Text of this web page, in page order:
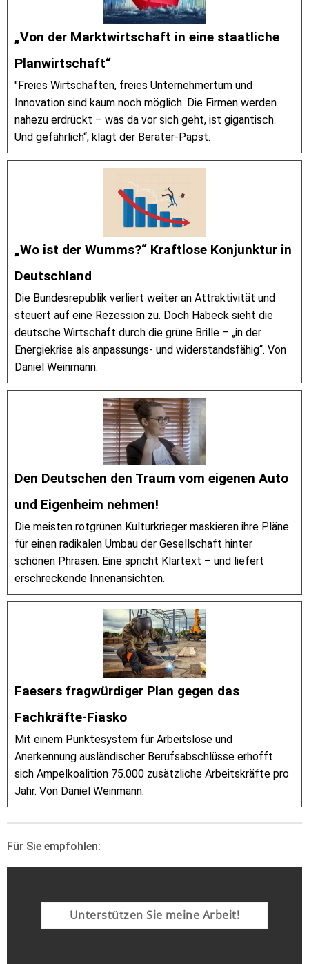
„Von der Marktwirtschaft in eine staatliche
Planwirtschaft“
"Freies Wirtschaften, freies Unternehmertum und
Innovation sind kaum noch möglich. Die Firmen werden
nahezu erdrückt – was da vor sich geht, ist gigantisch.
Und gefährlich“, klagt der Berater-Papst.
„Wo ist der Wumms?“ Kraftlose Konjunktur in
Deutschland
Die Bundesrepublik verliert weiter an Attraktivität und
steuert auf eine Rezession zu. Doch Habeck sieht die
deutsche Wirtschaft durch die grüne Brille – „in der
Energiekrise als anpassungs- und widerstandsfähig“. Von
Daniel Weinmann.
Den Deutschen den Traum vom eigenen Auto
und Eigenheim nehmen!
Die meisten rotgrünen Kulturkrieger maskieren ihre Pläne
für einen radikalen Umbau der Gesellschaft hinter
schönen Phrasen. Eine spricht Klartext – und liefert
erschreckende Innenansichten.
Faesers fragwürdiger Plan gegen das
Fachkräfte-Fiasko
Mit einem Punktesystem für Arbeitslose und
Anerkennung ausländischer Berufsabschlüsse erhofft
sich Ampelkoalition 75.000 zusätzliche Arbeitskräfte pro
Jahr. Von Daniel Weinmann.
Für Sie empfohlen:
Unterstützen Sie meine Arbeit!